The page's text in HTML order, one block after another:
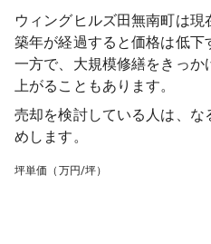
ウィングヒルズ田無南町は現
築年が経過すると価格は低
一方で、大規模修繕をきっか
上がることもあります。
売却を検討している人は、な
めします。
坪単価（万円/坪）